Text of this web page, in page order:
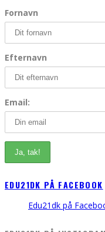
Fornavn
Efternavn
Email:
EDU21DK PÅ FACEBOOK
Edu21dk på